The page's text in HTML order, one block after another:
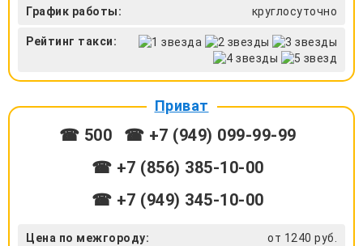
График работы: круглосуточно
Рейтинг такси:
Приват
☎ 500
☎ +7 (949) 099-99-99
☎ +7 (856) 385-10-00
☎ +7 (949) 345-10-00
Цена по межгороду: от 1240 руб.